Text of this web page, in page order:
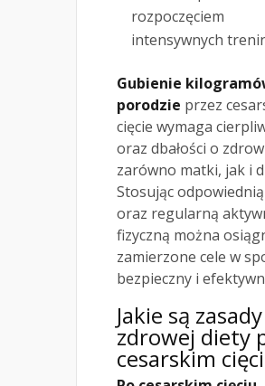
rozpoczęciem
intensywnych
Gubienie
porodzie przez
cięcie wymaga
oraz dbałości o
zarówno matki, jak i
Stosując
oraz regularną
fizyczną można
zamierzone cele w
bezpieczny i
Jakie są zasady
zdrowej diety
cesarskim